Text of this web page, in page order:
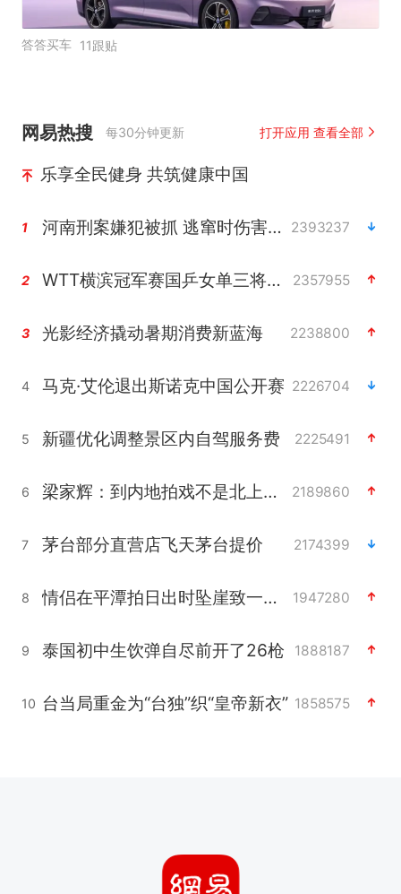
答答买车 11跟贴
网易热搜 每30分钟更新 打开应用 查看全部
乐享全民健身 共筑健康中国
1 河南刑案嫌犯被抓 逃窜时伤害多人 2393237
2 WTT横滨冠军赛国乒女单三将晋级四强 2357955
3 光影经济撬动暑期消费新蓝海 2238800
4 马克·艾伦退出斯诺克中国公开赛 2226704
5 新疆优化调整景区内自驾服务费 2225491
6 梁家辉：到内地拍戏不是北上是回归 2189860
7 茅台部分直营店飞天茅台提价 2174399
8 情侣在平潭拍日出时坠崖致一死一伤 1947280
9 泰国初中生饮弹自尽前开了26枪 1888187
10 台当局重金为“台独”织“皇帝新衣” 1858575